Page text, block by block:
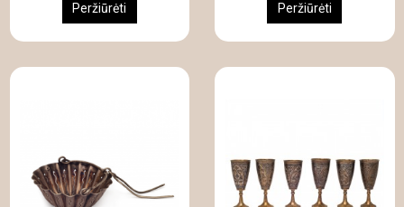
Peržiūrėti Peržiūrėti